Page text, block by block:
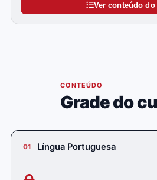
Ver conteúdo
CONTEÚDO
Grade do
01 Língua Portuguesa